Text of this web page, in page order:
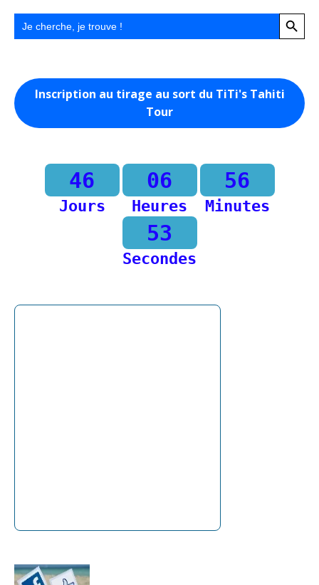
Search
for:
Search Button
Inscription au tirage au sort du TiTi's Tahiti
Tour
46
Jours
06
Heures
56
Minutes
53
Secondes